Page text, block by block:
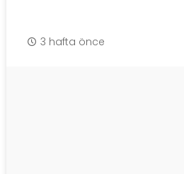
3 hafta önce